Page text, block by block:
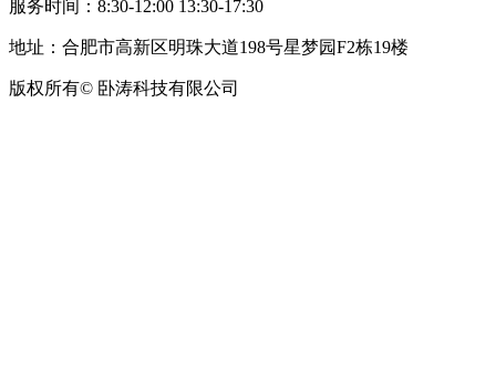
服务时间：8:30-12:00 13:30-17:30
地址：合肥市高新区明珠大道198号星梦园F2栋19楼
版权所有© 卧涛科技有限公司